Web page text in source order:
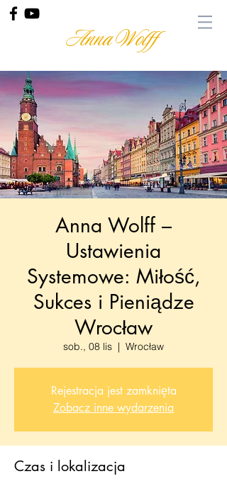
Anna Wolff
Anna Wolff –
Ustawienia
Systemowe: Miłość,
Sukces i Pieniądze
Wrocław
sob., 08 lis
  |
Wrocław
Rejestracja jest zamknięta
Zobacz inne wydarzenia
Czas i lokalizacja